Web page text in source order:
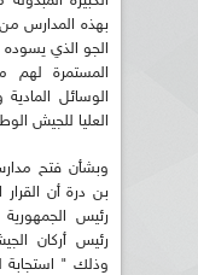
بهذه المدارس
الجو الذي يسوده
المستمرة لهم
الوسائل
العليا للجيش
وبشأن فتح
رئيس
رئيس أركان
وذلك " استجابة